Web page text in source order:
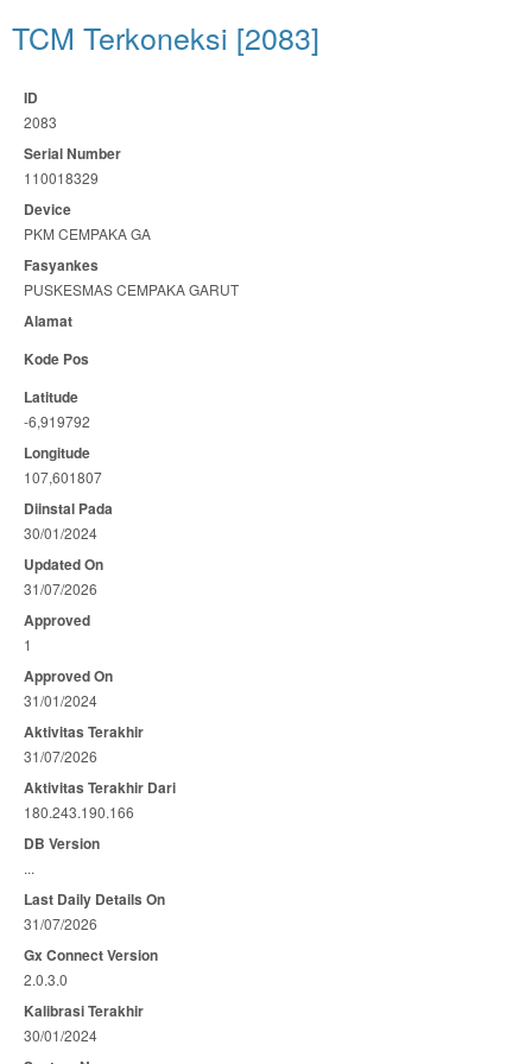
TCM Terkoneksi [2083]
ID
2083
Serial Number
110018329
Device
PKM CEMPAKA GA
Fasyankes
PUSKESMAS CEMPAKA GARUT
Alamat
Kode Pos
Latitude
-6,919792
Longitude
107,601807
Diinstal Pada
30/01/2024
Updated On
31/07/2026
Approved
1
Approved On
31/01/2024
Aktivitas Terakhir
31/07/2026
Aktivitas Terakhir Dari
180.243.190.166
DB Version
...
Last Daily Details On
31/07/2026
Gx Connect Version
2.0.3.0
Kalibrasi Terakhir
30/01/2024